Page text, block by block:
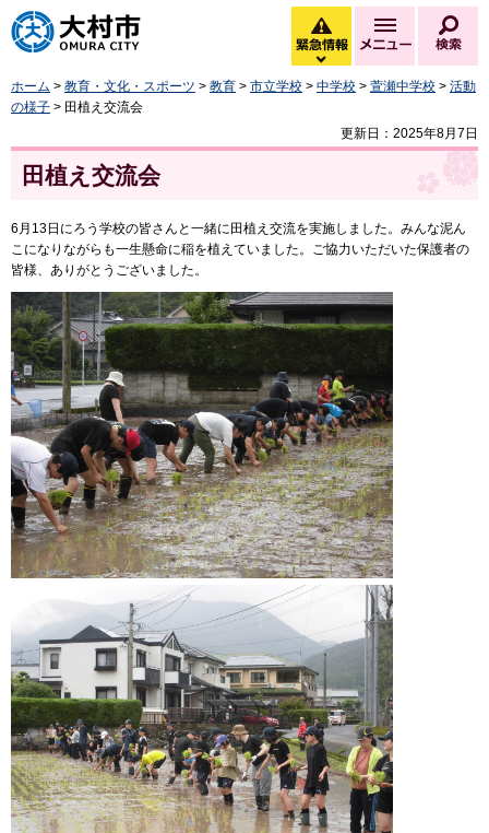
大村市
緊急情報
緊急情報を開く
メニュー
ホーム > 教育・文化・スポーツ > 教育 > 市立学校 > 中学校 > 萱瀬中学校 > 活動
の様子 > 田植え交流会
更新日：2025年8月7日
田植え交流会
6月13日にろう学校の皆さんと一緒に田植え交流を実施しました。みんな泥ん
こになりながらも一生懸命に稲を植えていました。ご協力いただいた保護者の
皆様、ありがとうございました。